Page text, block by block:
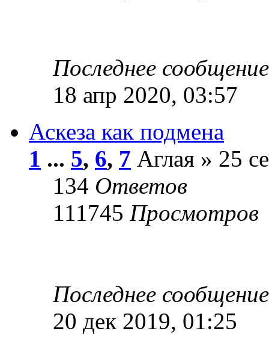
Последнее
18 апр 2020, 03:57
Аскеза как подмена
1 ... 5, 6, 7 Аглая » 25
134 Ответов
111745 Просмотров
Последнее
20 дек 2019, 01:25